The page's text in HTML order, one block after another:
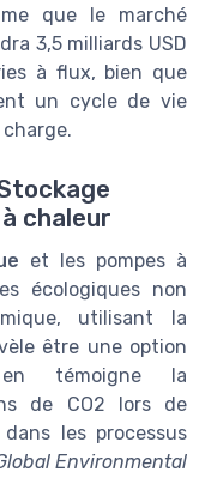
que le marché
3,5 milliards USD
à flux, bien que
un cycle de vie
chaleur
et les pompes à
écologiques non
utilisant la
être une option
en témoigne la
de CO2 lors de
les processus
Environmental